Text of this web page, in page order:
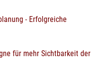
- Erfolgreiche
für mehr Sichtbarkeit der